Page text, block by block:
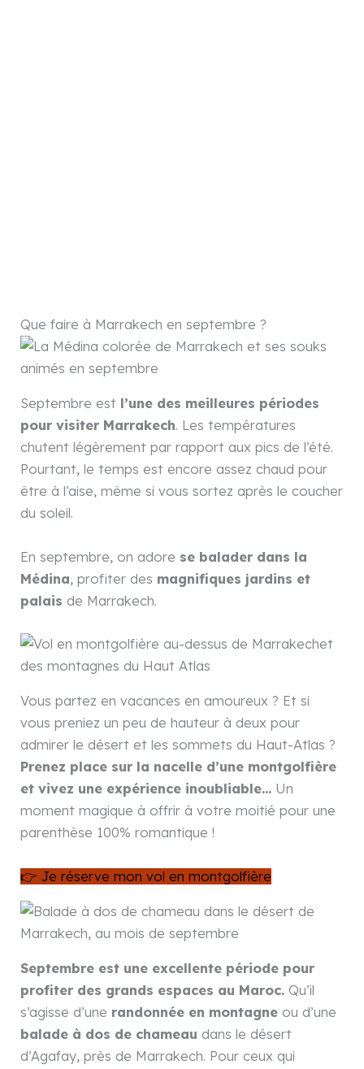
Que faire à Marrakech en septembre ?
Septembre est l’une des meilleures périodes
pour visiter Marrakech. Les températures
chutent légèrement par rapport aux pics de l’été.
Pourtant, le temps est encore assez chaud pour
être à l’aise, même si vous sortez après le coucher
du soleil.
En septembre, on adore se balader dans la
Médina, profiter des magnifiques jardins et
palais de Marrakech.
Vous partez en vacances en amoureux ? Et si
vous preniez un peu de hauteur à deux pour
admirer le désert et les sommets du Haut-Atlas ?
Prenez place sur la nacelle d’une montgolfière
et vivez une expérience inoubliable… Un
moment magique à offrir à votre moitié pour une
parenthèse 100% romantique !
👉 Je réserve mon vol en montgolfière
Septembre est une excellente période pour
profiter des grands espaces au Maroc. Qu’il
s’agisse d’une randonnée en montagne ou d’une
balade à dos de chameaudans le désert
d’Agafay, près de Marrakech. Pour ceux qui